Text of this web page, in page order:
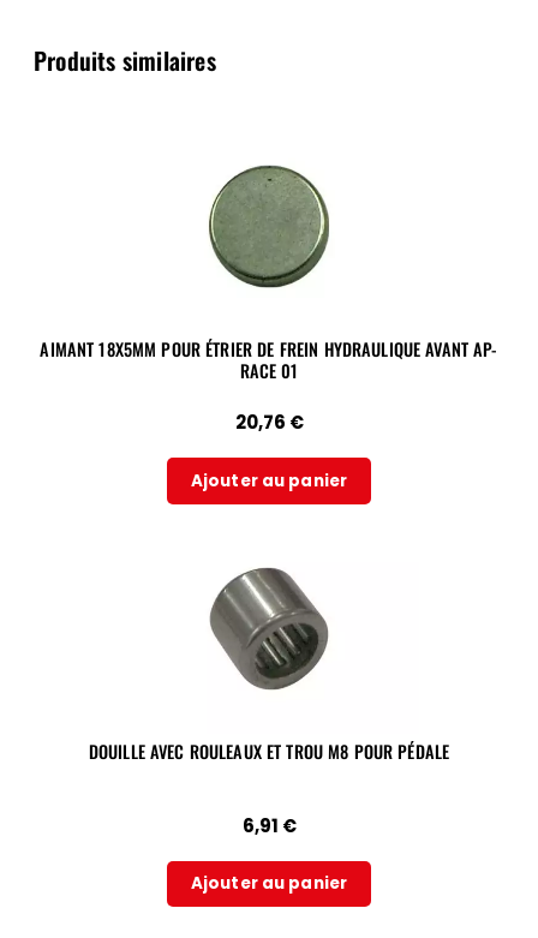
Produits similaires
AIMANT 18X5MM POUR ÉTRIER DE FREIN HYDRAULIQUE AVANT AP-
RACE 01
20,76 €
Ajouter au panier
DOUILLE AVEC ROULEAUX ET TROU M8 POUR PÉDALE
6,91 €
Ajouter au panier